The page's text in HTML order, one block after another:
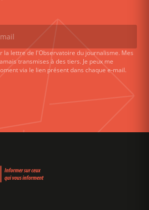
la lettre de l'Observatoire du journalisme. Mes
transmises à des tiers. Je peux me
via le lien présent dans chaque e-mail.